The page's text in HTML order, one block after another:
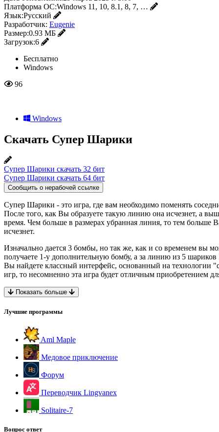
Платформа ОС:Windows 11, 10, 8.1, 8, 7, …
Язык:Русский
Разработчик: Eugenie
Размер:0.93 МБ
Загрузок:6
Бесплатно
Windows
96
Windows
Скачать Супер Шарики
Супер Шарики скачать 32 бит
Супер Шарики скачать 64 бит
Сообщить о нерабочей ссылке
Супер Шарики - это игра, где вам необходимо поменять
После того, как Вы образуете такую линию она исчезнет, а
время. Чем больше в размерах убранная линия, то тем
исчезнет.
Изначально дается 3 бомбы, но так же, как и со временем вы
получаете 1-у дополнительную бомбу, а за линию из 5
Вы найдете классный интерфейс, основанный на технологии
игр, то несомненно эта игра будет отличным приобретением
Показать больше
Лучшие программы
Aml Maple
Медовое приключение
Форум
Переводчик Lingvanex
Solitaire-7
Вопрос ответ